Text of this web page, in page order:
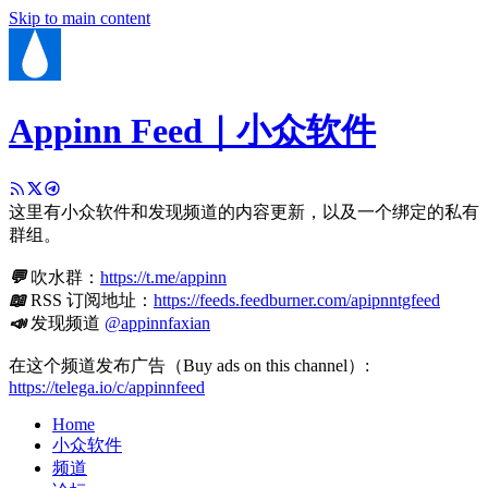
Skip to main content
Appinn Feed｜小众软件
这里有小众软件和发现频道的内容更新，以及一个绑定的私有
群组。
💬吹水群： https://t.me/appinn
📖RSS 订阅地址： https://feeds.feedburner.com/apipnntgfeed
📣发现频道 @appinnfaxian
在这个频道发布广告（Buy ads on this channel）:
https://telega.io/c/appinnfeed
Home
小众软件
频道